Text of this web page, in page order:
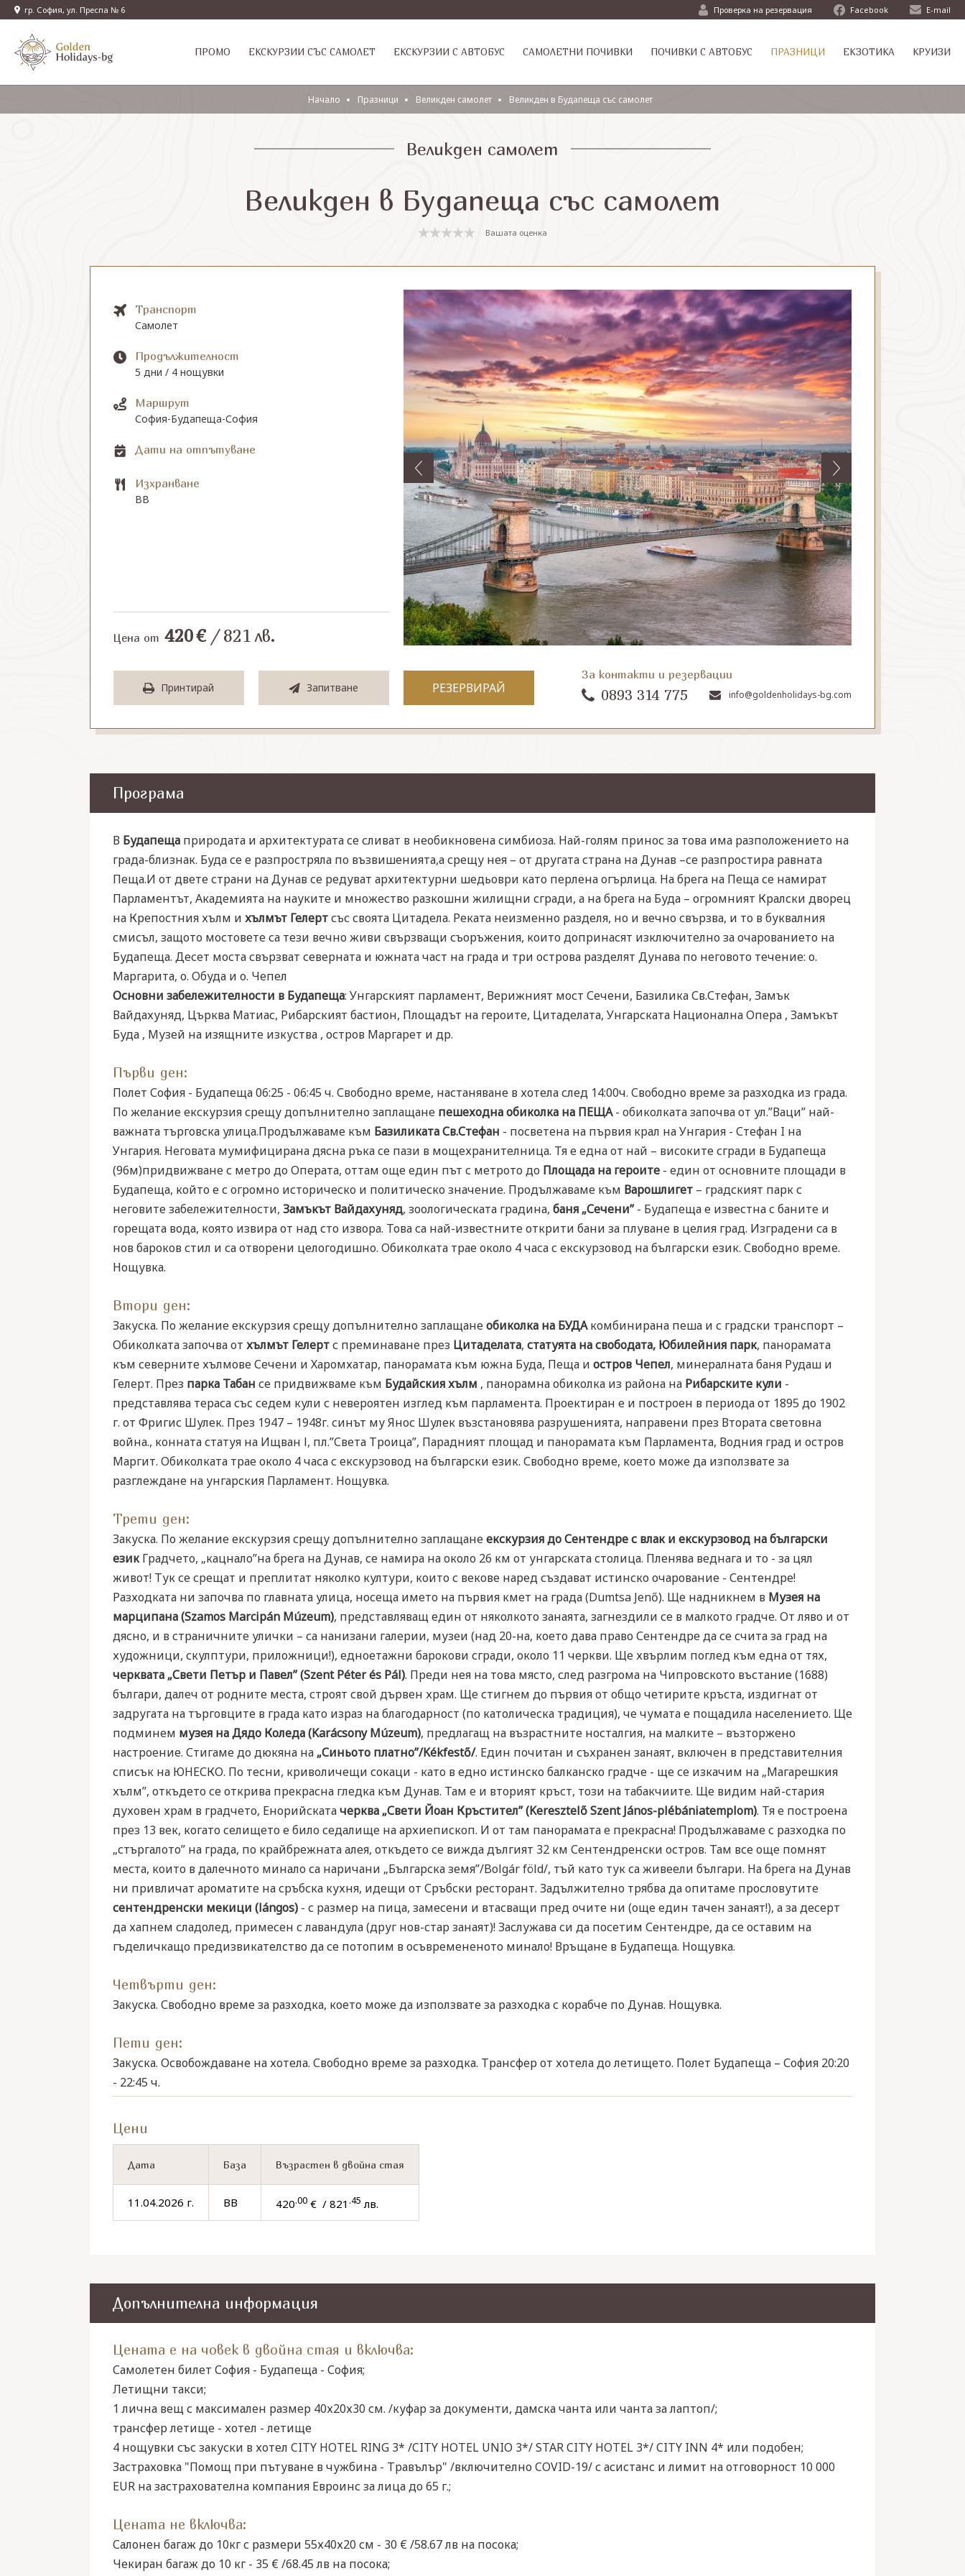
гр. София, ул. Преспа № 6 Проверка на резервация Facebook E-mail
ПРОМО EКСКУРЗИИ СЪС САМОЛЕТ ЕКСКУРЗИИ С АВТОБУС САМОЛЕТНИ ПОЧИВКИ ПОЧИВКИ С АВТОБУС ПРАЗНИЦИ ЕКЗОТИКА КРУИЗИ
Начало Празници Великден самолет Великден в Будапеща със самолет
Великден самолет
Великден в Будапеща със самолет
Вашата оценка
Транспорт
Самолет
Продължителност
5 дни / 4 нощувки
Маршрут
София-Будапеща-София
Дати на отпътуване
Изхранване
BB
Цена от 420€/821 лв.
Принтирай Запитване РЕЗЕРВИРАЙ
За контакти и резервации
0893 314 775 info@goldenholidays-bg.com
Програма
В Будапещаприродата и архитектурата се сливат в необикновена симбиоза. Най-голям принос за това има разположението на
града-близнак. Буда се е разпростряла по възвишенията,а срещу нея – от другата страна на Дунав –се разпростира равната
Пеща.И от двете страни на Дунав се редуват архитектурни шедьоври като перлена огърлица. На брега на Пеща се намират
Парламентът, Академията на науките и множество разкошни жилищни сгради, а на брега на Буда – огромният Кралски дворец
на Крепостния хълм и хълмът Гелертсъс своята Цитадела. Реката неизменно разделя, но и вечно свързва, и то в буквалния
смисъл, защото мостовете са тези вечно живи свързващи съоръжения, които допринасят изключително за очарованието на
Будапеща. Десет моста свързват северната и южната част на града и три острова разделят Дунава по неговото течение: о.
Маргарита, о. Обуда и о. Чепел
Основни забележителности в Будапеща: Унгарският парламент, Верижният мост Сечени, Базилика Св.Стефан, Замък
Вайдахуняд, Църква Матиас, Рибарският бастион, Площадът на героите, Цитаделата, Унгарската Национална Опера , Замъкът
Буда , Музей на изящните изкуства , остров Маргарет и др.
Първи ден:
Полет София - Будапеща 06:25 - 06:45 ч. Свободно време, настаняване в хотела след 14:00ч. Свободно време за разходка из града.
По желание екскурзия срещу допълнително заплащане пешеходна обиколка на ПЕЩА- обиколката започва от ул.”Ваци” най-
важната търговска улица.Продължаваме към Базиликата Св.Стефан - посветена на първия крал на Унгария - Стефан I на
Унгария. Неговата мумифицирана дясна ръка се пази в мощехранителница. Тя е една от най – високите сгради в Будапеща
(96м)придвижване с метро до Операта, оттам още един път с метрото до Площада на героите- един от основните площади в
Будапеща, който е с огромно историческо и политическо значение. Продължаваме към Варошлигет– градският парк с
неговите забележителности, Замъкът Вайдахуняд, зоологическата градина, баня „Сечени”- Будапеща е известна с баните и
горещата вода, която извира от над сто извора. Това са най-известните открити бани за плуване в целия град. Изградени са в
нов бароков стил и са отворени целогодишно. Обиколката трае около 4 часа с екскурзовод на български език. Свободно време.
Нощувка.
Втори ден:
Закуска. По желание екскурзия срещу допълнително заплащанеобиколка на БУДАкомбинирана пеша и с градски транспорт –
Обиколката започва от хълмът Гелертс преминаване през Цитаделата, статуята на свободата, Юбилейния парк, панорамата
към северните хълмове Сечени и Харомхатар, панорамата към южна Буда, Пеща и остров Чепел, минералната баня Рудаш и
Гелерт. През парка Табан се придвижваме към Будайския хълм , панорамна обиколка из района на Рибарските кули -
представлява тераса със седем кули с невероятен изглед към парламента. Проектиран е и построен в периода от 1895 до 1902
г. от Фригис Шулек. През 1947 – 1948г. синът му Янос Шулек възстановява разрушенията, направени през Втората световна
война., конната статуя на Ищван І, пл.”Света Троица”, Парадният площад и панорамата към Парламента, Водния град и остров
Маргит. Обиколката трае около 4 часа с екскурзовод на български език. Свободно време, което може да използвате за
разглеждане на унгарския Парламент. Нощувка.
Трети ден:
Закуска. По желание екскурзия срещу допълнително заплащанеекскурзия до Сентендре с влак и екскурзовод на български
езикГрадчето, „кацнало”на брега на Дунав, се намира на около 26 км от унгарската столица. Пленява веднага и то - за цял
живот! Тук се срещат и преплитат няколко култури, които с векове наред създават истинско очарование - Сентендре!
Разходката ни започва по главната улица, носеща името на първия кмет на града (Dumtsa Jenő). Ще надникнем в Музея на
марципана (Szamos Marcipán Múzeum), представляващ един от няколкото занаята, загнездили се в малкото градче. От ляво и от
дясно, и в страничните улички – са нанизани галерии, музеи (над 20-на, което дава право Сентендре да се счита за град на
художници, скулптури, приложници!), едноетажни барокови сгради, около 11 черкви. Ще хвърлим поглед към една от тях,
черквата „Свети Петър и Павел” (Szent Péter és Pál). Преди нея на това място, след разгрома на Чипровското въстание (1688)
българи, далеч от родните места, строят свой дървен храм. Ще стигнем до първия от общо четирите кръста, издигнат от
задругата на търговците в града като израз на благодарност (по католическа традиция), че чумата е пощадила населението. Ще
подминем музея на Дядо Коледа (Karácsony Múzeum), предлагащ на възрастните носталгия, на малките – възторжено
настроение. Стигаме до дюкяна на „Синьото платно”/Kékfestő/. Един почитан и съхранен занаят, включен в представителния
списък на ЮНЕСКО. По тесни, криволичещи сокаци - като в едно истинско балканско градче - ще се изкачим на „Магарешкия
хълм”, откъдето се открива прекрасна гледка към Дунав. Там е и вторият кръст, този на табакчиите. Ще видим най-стария
духовен храм в градчето, Енорийскатачерква „Свети Йоан Кръстител” (Keresztelő Szent János-plébániatemplom). Тя е построена
през 13 век, когато селището е било седалище на архиепископ. И от там панорамата е прекрасна! Продължаваме с разходка по
„стъргалото” на града, по крайбрежната алея, откъдето се вижда дългият 32 км Сентендренски остров. Там все още помнят
места, които в далечното минало са наричани „Българска земя”/Bolgár föld/, тъй като тук са живеели българи. На брега на Дунав
ни привличат ароматите на сръбска кухня, идещи от Сръбски ресторант. Задължително трябва да опитаме прословутите
сентендренски мекици (lángos)- с размер на пица, замесени и втасващи пред очите ни (още един тачен занаят!), а за десерт
да хапнем сладолед, примесен с лавандула (друг нов-стар занаят)! Заслужава си да посетим Сентендре, да се оставим на
гъделичкащо предизвикателство да се потопим в осъвремененото минало! Връщане в Будапеща. Нощувка.
Четвърти ден:
Закуска. Свободно време за разходка, което може да използвате за разходка с корабче по Дунав. Нощувка.
Пети ден:
Закуска. Освобождаване на хотела. Свободно време за разходка. Трансфер от хотела до летището. Полет Будапеща – София 20:20
- 22:45 ч.
Цени
Дата База Възрастен в двойна стая
11.04.2026 г. BB 420.00€ / 821 .45 лв.
Допълнителна информация
Цената е на човек в двойна стая и включва:
Самолетен билет София - Будапеща - София;
Летищни такси;
1 лична вещ с максимален размер 40х20х30 см. /куфар за документи, дамска чанта или чанта за лаптоп/;
трансфер летище - хотел - летище
4 нощувки със закуски в хотел CITY HOTEL RING 3* /CITY HOTEL UNIO 3*/ STAR CITY HOTEL 3*/ CITY INN 4* или подобен;
Застраховка "Помощ при пътуване в чужбина - Травълър" /включително COVID-19/ с асистанс и лимит на отговорност 10 000
EUR на застрахователна компания Евроинс за лица до 65 г.;
Цената не включва:
Салонен багаж до 10кг с размери 55х40х20 см - 30 € /58.67 лв на посока;
Чекиран багаж до 10 кг - 35 € /68.45 лв на посока;